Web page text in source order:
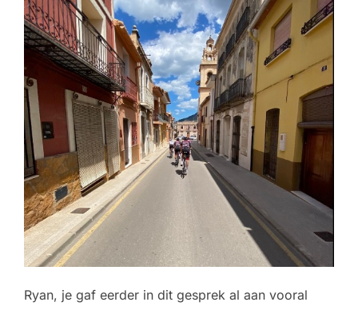
Ryan, je gaf eerder in dit gesprek al aan vooral